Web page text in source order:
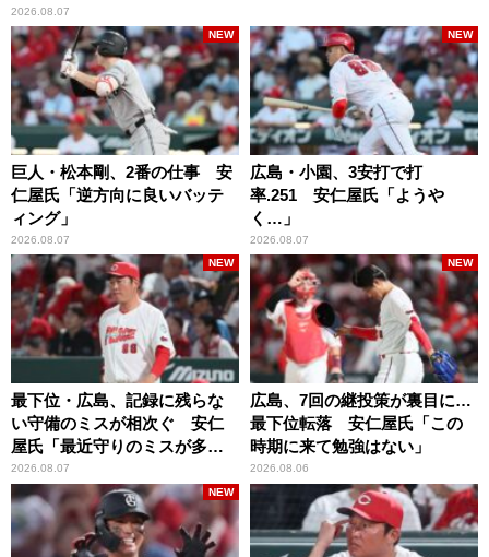
2026.08.07
巨人・松本剛、2番の仕事 安
仁屋氏「逆方向に良いバッテ
ィング」
2026.08.07
NEW
広島・小園、3安打で打
率.251 安仁屋氏「ようや
く…」
2026.08.07
NEW
最下位・広島、記録に残らな
い守備のミスが相次ぐ 安仁
屋氏「最近守りのミスが多
い」
2026.08.07
NEW
広島、7回の継投策が裏目に…
最下位転落 安仁屋氏「この
時期に来て勉強はない」
2026.08.06
NEW
NEW